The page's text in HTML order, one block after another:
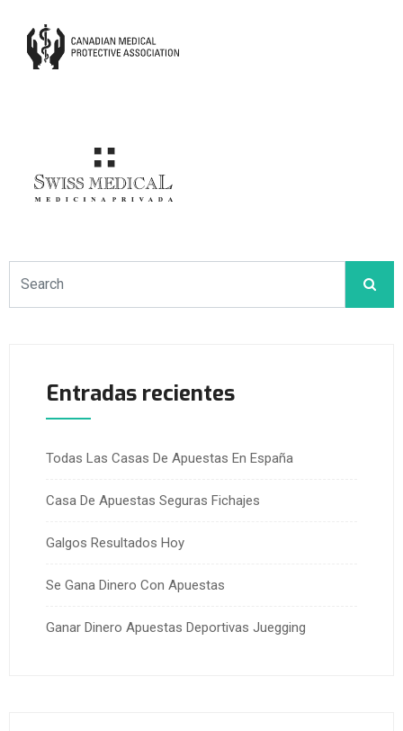
Entradas recientes
Todas Las Casas De Apuestas En España
Casa De Apuestas Seguras Fichajes
Galgos Resultados Hoy
Se Gana Dinero Con Apuestas
Ganar Dinero Apuestas Deportivas Juegging